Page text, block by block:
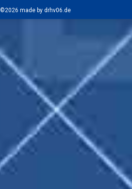
©2026 made by drhv06.de